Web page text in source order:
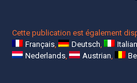
Cette publication est également
Français
Deutsch
Nederlands
Austrian